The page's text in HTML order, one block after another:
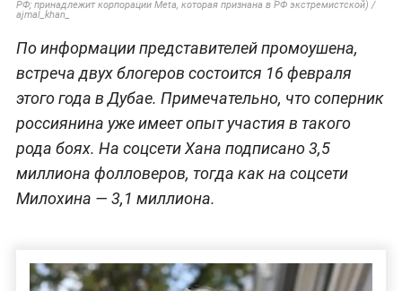
РФ; принадлежит корпорации Meta, которая признана в РФ экстремистской) /
ajmal_khan_
По информации представителей промоушена,
встреча двух блогеров состоится 16 февраля
этого года в Дубае. Примечательно, что соперник
россиянина уже имеет опыт участия в такого
рода боях. На соцсети Хана подписано 3,5
миллиона фолловеров, тогда как на соцсети
Милохина — 3,1 миллиона.